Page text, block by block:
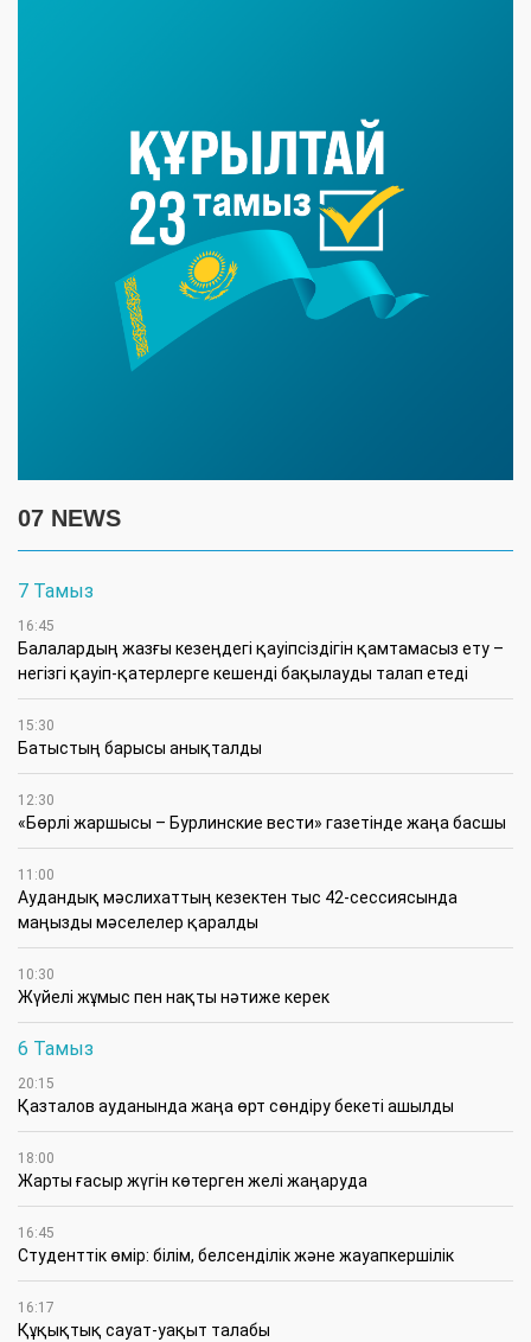
07 NEWS
7 Тамыз
16:45
Балалардың жазғы кезеңдегі қауіпсіздігін қамтамасыз ету –
негізгі қауіп-қатерлерге кешенді бақылауды талап етеді
15:30
Батыстың барысы анықталды
12:30
«Бөрлі жаршысы – Бурлинские вести» газетінде жаңа басшы
11:00
Аудандық мәслихаттың кезектен тыс 42-сессиясында
маңызды мәселелер қаралды
10:30
Жүйелі жұмыс пен нақты нәтиже керек
6 Тамыз
20:15
Қазталов ауданында жаңа өрт сөндіру бекеті ашылды
18:00
Жарты ғасыр жүгін көтерген желі жаңаруда
16:45
Студенттік өмір: білім, белсенділік және жауапкершілік
16:17
Құқықтық сауат-уақыт талабы